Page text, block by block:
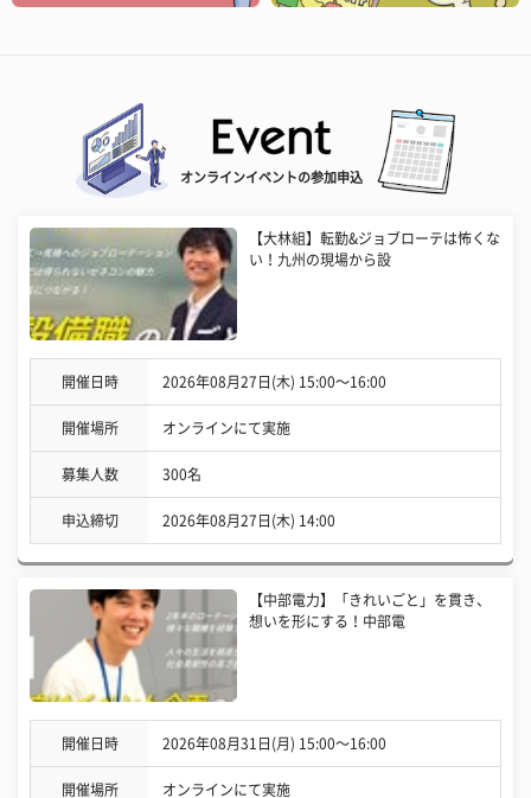
オンラインイベントの参加申込
【大林組】転勤&ジョブローテは怖くな
い！九州の現場から設
開催日時 2026年08月27日(木) 15:00〜16:00
開催場所 オンラインにて実施
募集人数 300名
申込締切 2026年08月27日(木) 14:00
【中部電力】「きれいごと」を貫き、
想いを形にする！中部電
開催日時 2026年08月31日(月) 15:00〜16:00
開催場所 オンラインにて実施